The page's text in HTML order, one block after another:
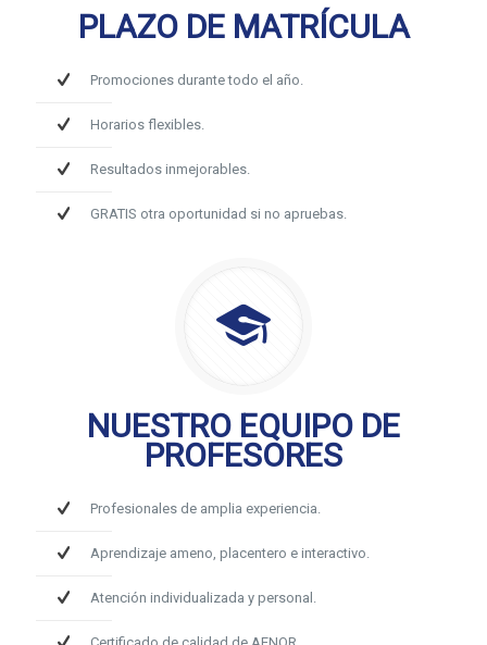
PLAZO DE MATRÍCULA
Promociones durante todo el año.
Horarios flexibles.
Resultados inmejorables.
GRATIS otra oportunidad si no apruebas.
NUESTRO EQUIPO DE
PROFESORES
Profesionales de amplia experiencia.
Aprendizaje ameno, placentero e interactivo.
Atención individualizada y personal.